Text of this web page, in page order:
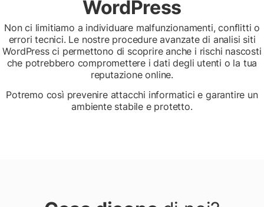
WordPress
Non ci limitiamo a individuare malfunzionamenti, conflitti o
errori tecnici. Le nostre procedure avanzate di analisi siti
WordPress ci permettono di scoprire anche i rischi nascosti
che potrebbero compromettere i dati degli utenti o la tua
reputazione online.
Potremo così prevenire attacchi informatici e garantire un
ambiente stabile e protetto.